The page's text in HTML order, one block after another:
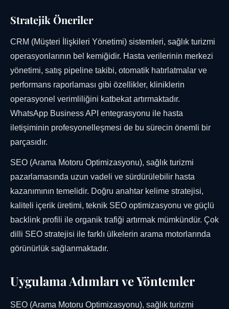
Stratejik Öneriler
CRM (Müşteri İlişkileri Yönetimi) sistemleri, sağlık turizmi
operasyonlarının bel kemiğidir. Hasta verilerinin merkezi
yönetimi, satış pipeline takibi, otomatik hatırlatmalar ve
performans raporlaması gibi özellikler, kliniklerin
operasyonel verimliliğini katbekat artırmaktadır.
WhatsApp Business API entegrasyonu ile hasta
iletişiminin profesyonelleşmesi de bu sürecin önemli bir
parçasıdır.
SEO (Arama Motoru Optimizasyonu), sağlık turizmi
pazarlamasında uzun vadeli ve sürdürülebilir hasta
kazanımının temelidir. Doğru anahtar kelime stratejisi,
kaliteli içerik üretimi, teknik SEO optimizasyonu ve güçlü
backlink profili ile organik trafiği artırmak mümkündür. Çok
dilli SEO stratejisi ile farklı ülkelerin arama motorlarında
görünürlük sağlanmaktadır.
Uygulama Adımları ve Yöntemler
SEO (Arama Motoru Optimizasyonu), sağlık turizmi